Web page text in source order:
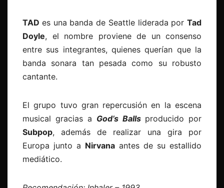
TAD es una banda de Seattle liderada por Tad
Doyle, el nombre proviene de un consenso
entre sus integrantes, quienes querían que la
banda sonara tan pesada como su robusto
cantante.
El grupo tuvo gran repercusión en la escena
musical gracias a God’s Balls producido por
Subpop, además de realizar una gira por
Europa junto a Nirvana antes de su estallido
mediático.